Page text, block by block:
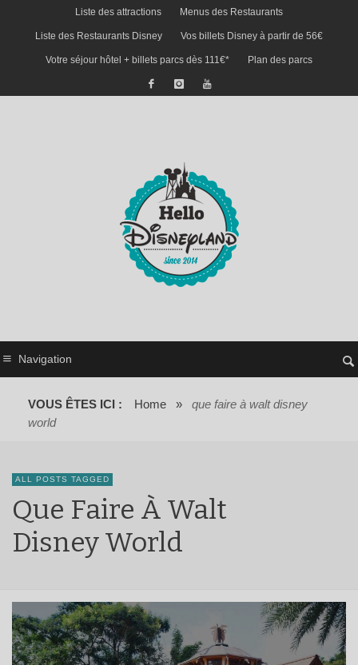
Liste des attractions Menus des Restaurants
Liste des Restaurants Disney Vos billets Disney à partir de 56€
Votre séjour hôtel + billets parcs dès 111€* Plan des parcs
Navigation
VOUS ÊTES ICI : Home »
que faire à walt disney
world
ALL POSTS TAGGED
Que Faire À Walt
Disney World